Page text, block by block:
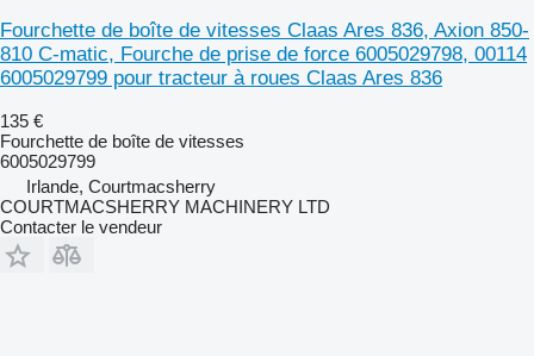
Fourchette de boîte de vitesses Claas Ares 836, Axion 850-
810 C-matic, Fourche de prise de force 6005029798, 00114
6005029799 pour tracteur à roues Claas Ares 836
135 €
Fourchette de boîte de vitesses
6005029799
Irlande, Courtmacsherry
COURTMACSHERRY MACHINERY LTD
Contacter le vendeur